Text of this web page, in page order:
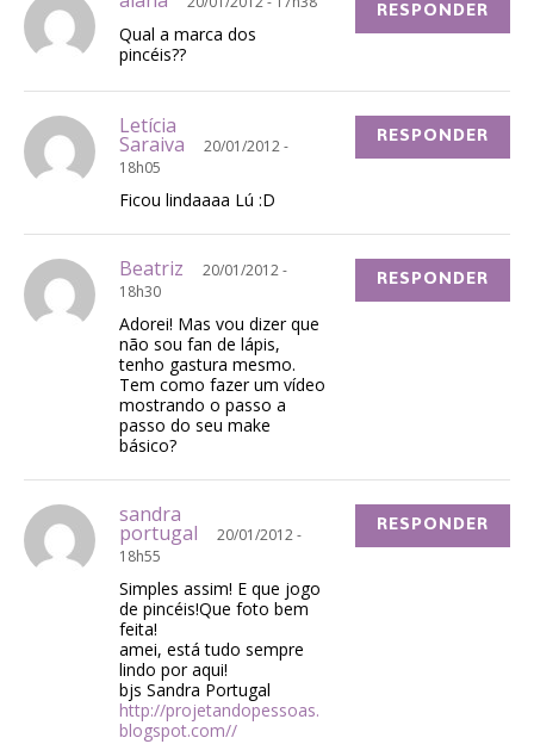
Qual a marca dos
pincéis??
RESPONDER
Letícia
Saraiva
20/01/2012 -
18h05
Ficou lindaaaa Lú :D
RESPONDER
Beatriz
20/01/2012 -
18h30
Adorei! Mas vou dizer que
não sou fan de lápis,
tenho gastura mesmo.
Tem como fazer um vídeo
mostrando o passo a
passo do seu make
básico?
RESPONDER
sandra
portugal
20/01/2012 -
18h55
Simples assim! E que jogo
de pincéis!Que foto bem
feita!
amei, está tudo sempre
lindo por aqui!
bjs Sandra Portugal
http://projetandopessoas.
blogspot.com//
RESPONDER